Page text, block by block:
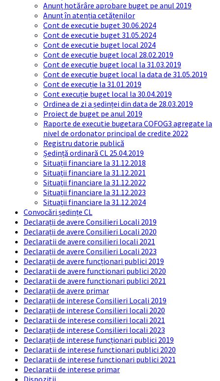
Anunț hotărâre aprobare buget pe anul 2019
Anunț în atenția cetățenilor
Cont de executie buget 30.06.2024
Cont de executie buget 31.05.2024
Cont de executie buget local 2024
Cont de execuție buget local 28.02.2019
Cont de execuție buget local la 31.03.2019
Cont de execuție buget local la data de 31.05.2019
Cont de execuție la 31.01.2019
Cont execuție buget local la 30.04.2019
Ordinea de zi a ședinței din data de 28.03.2019
Proiect de buget pe anul 2019
Raporte de executie bugetara COFOG3 agregate la
nivel de ordonator principal de credite 2022
Registru datorie publică
Ședință ordinară CL 25.04.2019
Situații financiare la 31.12.2018
Situaţii financiare la 31.12.2021
Situaţii financiare la 31.12.2022
Situații financiare la 31.12.2023
Situaţii financiare la 31.12.2024
Convocări ședințe CL
Declarații de avere Consilieri Locali 2019
Declarații de avere Consilieri Locali 2020
Declaratii de avere consilieri locali 2021
Declarații de avere Consilieri Locali 2023
Declarații de avere funcționari publici 2019
Declaratii de avere functionari publici 2020
Declaratii de avere functionari publici 2021
Declarații de avere primar
Declarații de interese Consilieri Locali 2019
Declarații de interese Consilieri locali 2020
Declaratii de interese consilieri locali 2021
Declarații de interese Consilieri locali 2023
Declarații de interese funcționari publici 2019
Declaratii de interese functionari publici 2020
Declaratii de interese functionari publici 2021
Declaratii de interese primar